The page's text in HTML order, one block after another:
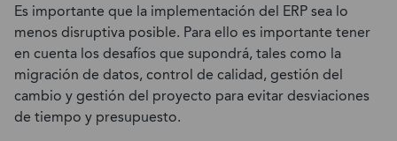
Es importante que la implementación del ERP sea lo
menos disruptiva posible. Para ello es importante tener
en cuenta los desafíos que supondrá, tales como la
migración de datos, control de calidad, gestión del
cambio y gestión del proyecto para evitar desviaciones
de tiempo y presupuesto.